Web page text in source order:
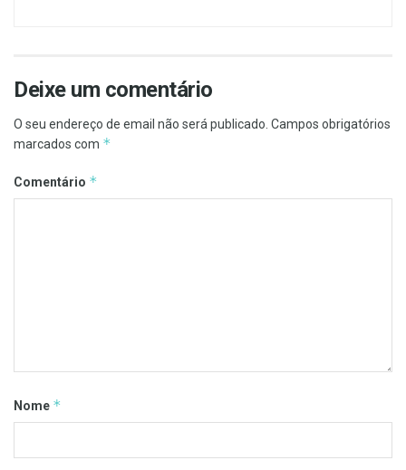
Deixe um comentário
O seu endereço de email não será publicado. Campos obrigatórios
marcados com *
Comentário *
Nome *